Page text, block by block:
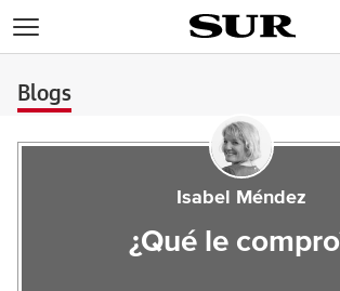
Blogs
Isabel Méndez
¿Qué le